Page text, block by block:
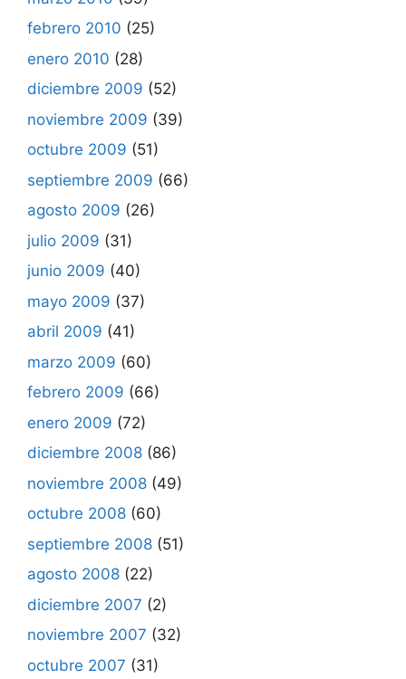
febrero 2010 (25)
enero 2010 (28)
diciembre 2009 (52)
noviembre 2009 (39)
octubre 2009 (51)
septiembre 2009 (66)
agosto 2009 (26)
julio 2009 (31)
junio 2009 (40)
mayo 2009 (37)
abril 2009 (41)
marzo 2009 (60)
febrero 2009 (66)
enero 2009 (72)
diciembre 2008 (86)
noviembre 2008 (49)
octubre 2008 (60)
septiembre 2008 (51)
agosto 2008 (22)
diciembre 2007 (2)
noviembre 2007 (32)
octubre 2007 (31)